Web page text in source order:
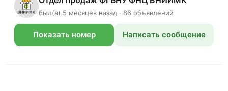
был(а) 5 месяцев назад · 86 объявлений
Показать номер Написать сообщение